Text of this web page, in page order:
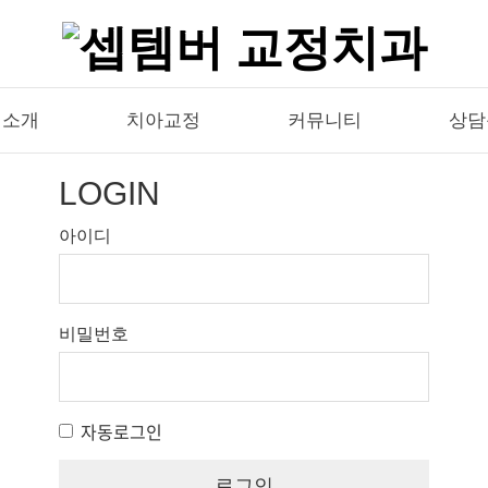
개 치아교정 커뮤니티 상
LOGIN
아이디
비밀번호
자동로그인